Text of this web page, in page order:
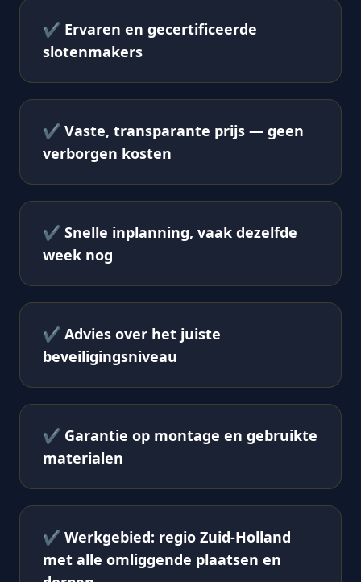
✔ Ervaren en gecertificeerde
slotenmakers
✔ Vaste, transparante prijs — geen
verborgen kosten
✔ Snelle inplanning, vaak dezelfde
week nog
✔ Advies over het juiste
beveiligingsniveau
✔ Garantie op montage en gebruikte
materialen
✔ Werkgebied: regio Zuid-Holland
met alle omliggende plaatsen en